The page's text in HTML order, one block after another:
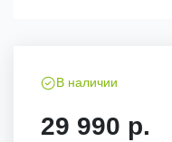
В наличии
29 990 р.